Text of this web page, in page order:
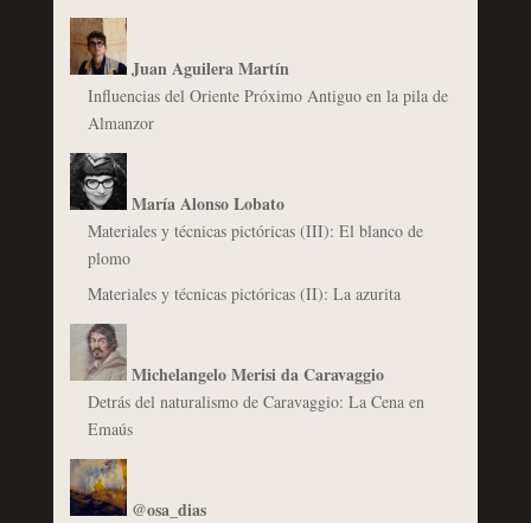
Juan Aguilera Martín
Influencias del Oriente Próximo Antiguo en la pila de
Almanzor
María Alonso Lobato
Materiales y técnicas pictóricas (III): El blanco de
plomo
Materiales y técnicas pictóricas (II): La azurita
Michelangelo Merisi da Caravaggio
Detrás del naturalismo de Caravaggio: La Cena en
Emaús
@osa_dias